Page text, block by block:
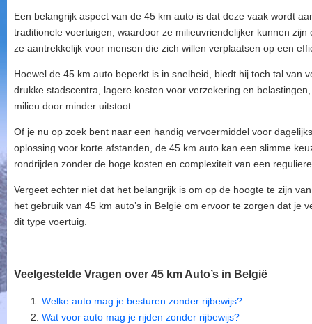
Een belangrijk aspect van de 45 km auto is dat deze vaak wordt
traditionele voertuigen, waardoor ze milieuvriendelijker kunnen
ze aantrekkelijk voor mensen die zich willen verplaatsen op een
Hoewel de 45 km auto beperkt is in snelheid, biedt hij toch tal van
drukke stadscentra, lagere kosten voor verzekering en
milieu door minder uitstoot.
Of je nu op zoek bent naar een handig vervoermiddel voor
oplossing voor korte afstanden, de 45 km auto kan een slimme
rondrijden zonder de hoge kosten en complexiteit van een
Vergeet echter niet dat het belangrijk is om op de hoogte te zijn
het gebruik van 45 km auto’s in België om ervoor te zorgen dat je
dit type voertuig.
Veelgestelde Vragen over 45 km Auto’s in België
Welke auto mag je besturen zonder rijbewijs?
Wat voor auto mag je rijden zonder rijbewijs?